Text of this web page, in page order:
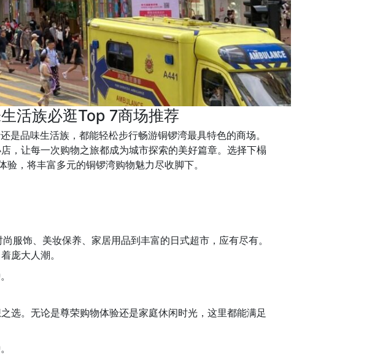
活族必逛Top 7商场推荐
是品味生活族，都能轻松步行畅游铜锣湾最具特色的商场。
，让每一次购物之旅都成为城市探索的美好篇章。选择下榻
，将丰富多元的铜锣湾购物魅力尽收脚下。
服饰、美妆保养、家居用品到丰富的日式超市，应有尽有。
庞大人潮。
选。无论是尊荣购物体验还是家庭休闲时光，这里都能满足